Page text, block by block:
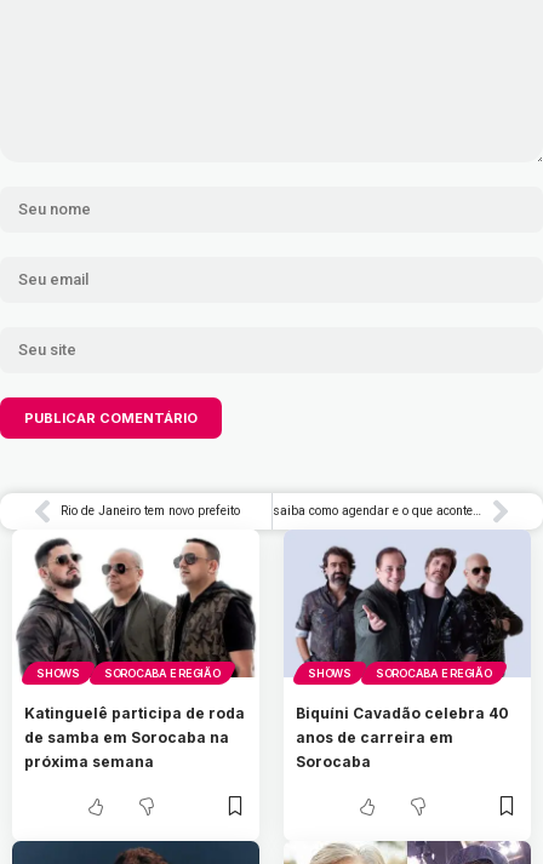
Rio de Janeiro tem novo prefeito saiba como agendar e o que acontece por trás do famoso leite fermentado
SHOWS SOROCABA E REGIÃO
Katinguelê participa de roda
de samba em Sorocaba na
próxima semana
SHOWS SOROCABA E REGIÃO
Biquíni Cavadão celebra 40
anos de carreira em
Sorocaba